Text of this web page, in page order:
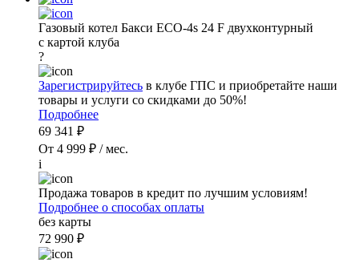
Газовый котел Бакси ECO-4s 24 F двухконтурный
с картой клуба
?
Зарегистрируйтесь в клубе ГПС и приобретайте наши
товары и услуги со скидками до 50%!
Подробнее
69 341 ₽
От 4 999 ₽ / мес.
i
Продажа товаров в кредит по лучшим условиям!
Подробнее о способах оплаты
без карты
72 990 ₽